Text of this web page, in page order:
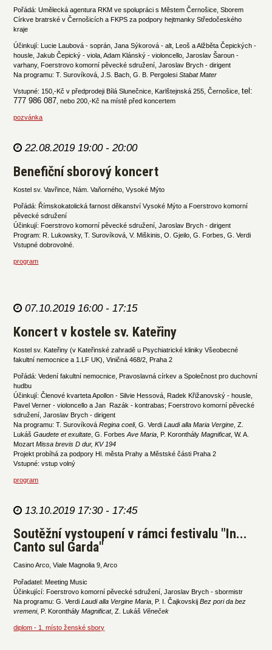
Pořádá: Umělecká agentura RKM ve spolupráci s Městem Černošice, Sborem
Církve bratrské v Černošicích a FKPS za podpory hejtmanky Středočeského
kraje
Účinkují: Lucie Laubová - soprán, Jana Sýkorová - alt, Leoš a Alžběta Čepických -
housle, Jakub Čepický - viola, Adam Klánský - violoncello, Jaroslav Šaroun -
varhany, Foerstrovo komorní pěvecké sdružení, Jaroslav Brych - dirigent
Na programu: T. Surovíková, J.S. Bach, G. B. PergolesiStabat Mater
Vstupné: 150,-Kč v předprodeji Bílá Slunečnice, Karlštejnská 255, Černošice,tel:
777 986 087 , nebo 200,-Kč na místě před koncertem
pozvánka
22.08.2019 19:00 - 20:00
Benefiční sborový koncert
Kostel sv. Vavřince, Nám. Vaňorného, Vysoké Mýto
Pořádá: Římskokatolická farnost děkanství Vysoké Mýto a Foerstrovo komorní
pěvecké sdružení
Účinkují: Foerstrovo komorní pěvecké sdružení, Jaroslav Brych - dirigent
Program: R. Lukowsky, T. Surovíková, V. Miškinis, O. Gjeilo, G. Forbes, G. Verdi
Vstupné dobrovolné.
program
07.10.2019 16:00 - 17:15
Koncert v kostele sv. Kateřiny
Kostel sv. Kateřiny (v Kateřinské zahradě u Psychiatrické kliniky Všeobecné
fakultní nemocnice a 1.LF UK), Viničná 468/2, Praha 2
Pořádá: Vedení fakultní nemocnice, Pravoslavná církev a Společnost pro duchovní
hudbu
Účinkují: Členové kvarteta Apollon - Silvie Hessová, Radek Křižanovský - housle,
Pavel Verner - violoncello a Jan Razák - kontrabas; Foerstrovo komorní pěvecké
sdružení, Jaroslav Brych - dirigent
Na programu: T. SurovíkováRegina coeli, G. VerdiLaudi alla Maria Vergine , Z.
LukášGaudete et exultate , G. ForbesAve Maria , P. KoronthályMagnificat, W. A.
MozartMissa brevis D dur, KV 194
Projekt probíhá za podpory Hl. města Prahy a Městské části Praha 2
Vstupné: vstup volný
program
13.10.2019 17:30 - 17:45
Soutěžní vystoupení v rámci festivalu "In...
Canto sul Garda"
Casino Arco, Viale Magnolia 9, Arco
Pořadatel: Meeting Music
Účinkující: Foerstrovo komorní pěvecké sdružení, Jaroslav Brych - sbormistr
Na programu: G. VerdiLaudi alla Vergine Maria , P. I. ČajkovskijBez pori da bez
vremeni, P. KoronthályMagnificat, Z. Lukáš Věneček
diplom - 1. místo ženské sbory